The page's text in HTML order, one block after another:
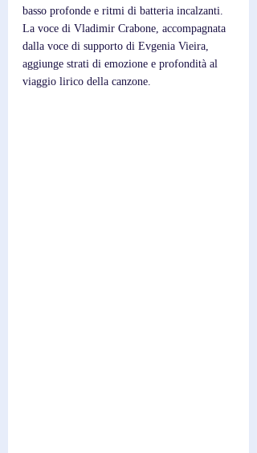
basso profonde e ritmi di batteria incalzanti.
La voce di Vladimir Crabone, accompagnata
dalla voce di supporto di Evgenia Vieira,
aggiunge strati di emozione e profondità al
viaggio lirico della canzone.